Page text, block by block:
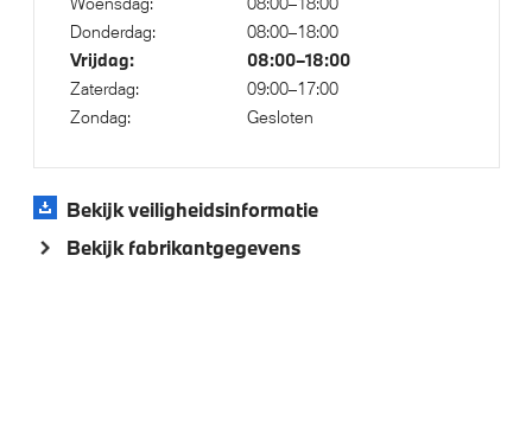
xDrive - Vierwielaandrijving
Veiligheid
Actieve Voetgangersbescherming
Donderdag:
08:00–18:00
Vrijdag: 08:00–18:00
Zaterdag:
09:00–17:00
Zondag:
Gesloten
Bekijk veiligheidsinformatie
Bekijk fabrikantgegevens